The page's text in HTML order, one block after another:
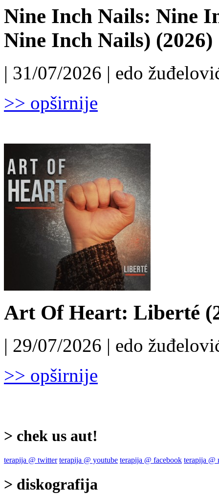
Nine Inch Nails: Nine
Nine Inch Nails) (2026)
| 31/07/2026 | edo
>> opširnije
Art Of Heart: Liberté
| 29/07/2026 | edo
>> opširnije
> chek us aut!
terapija @ twitter terapija @ youtube terapija @ facebook terapija @
> diskografija